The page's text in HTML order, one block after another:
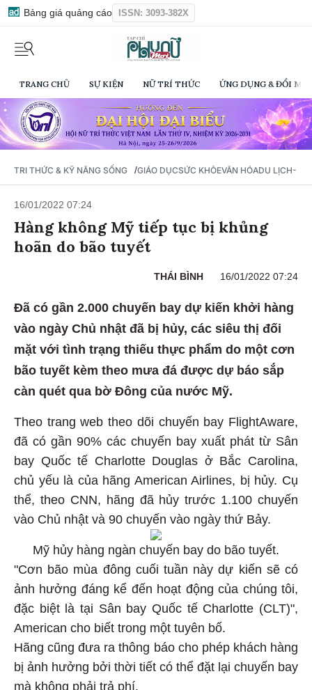
Bảng giá quảng cáo ISSN: 3093-382X
TRANG CHỦ SỰ KIỆN NỮ TRÍ THỨC ỨNG DỤNG & ĐỔI
TRI THỨC & KỸ NĂNG SỐNG /GIÁO DỤCSỨC KHỎEVĂN HÓADU LỊCH-
16/01/2022 07:24
Hàng không Mỹ tiếp tục bị khủng
hoãn do bão tuyết
THÁI BÌNH 16/01/2022 07:24
Đã có gần 2.000 chuyến bay dự kiến khởi hàng
vào ngày Chủ nhật đã bị hủy, các siêu thị đối
mặt với tình trạng thiếu thực phẩm do một cơn
bão tuyết kèm theo mưa đá được dự báo sắp
càn quét qua bờ Đông của nước Mỹ.
Theo trang web theo dõi chuyến bay FlightAware,
đã có gần 90% các chuyến bay xuất phát từ Sân
bay Quốc tế Charlotte Douglas ở Bắc Carolina,
chủ yếu là của hãng American Airlines, bị hủy. Cụ
thể, theo CNN, hãng đã hủy trước 1.100 chuyến
vào Chủ nhật và 90 chuyến vào ngày thứ Bảy.
Mỹ hủy hàng ngàn chuyến bay do bão tuyết.
"Cơn bão mùa đông cuối tuần này dự kiến ​​sẽ có
ảnh hưởng đáng kể đến hoạt động của chúng tôi,
đặc biệt là tại Sân bay Quốc tế Charlotte (CLT)",
American cho biết trong một tuyên bố.
Hãng cũng đưa ra thông báo cho phép khách hàng
bị ảnh hưởng bởi thời tiết có thể đặt lại chuyến bay
mà không phải trả phí.